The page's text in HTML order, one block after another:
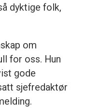
dyktige folk,
om
for oss. Hun
gode
sjefredaktør